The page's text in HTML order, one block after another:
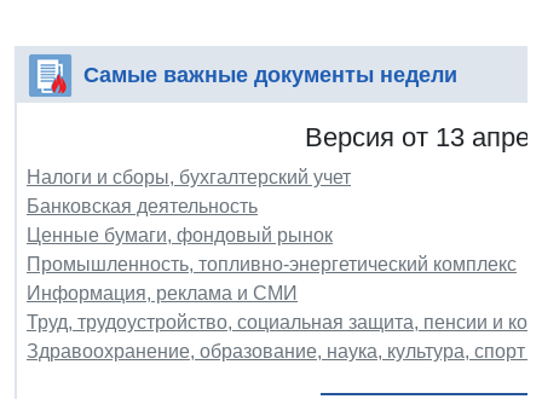
Самые важные документы недели
Версия от 13
Налоги и сборы, бухгалтерский учет
Банковская деятельность
Ценные бумаги, фондовый рынок
Промышленность, топливно-энергетический комплекс
Информация, реклама и СМИ
Труд, трудоустройство, социальная защита, пенсии и
Здравоохранение, образование, наука, культура, спорт